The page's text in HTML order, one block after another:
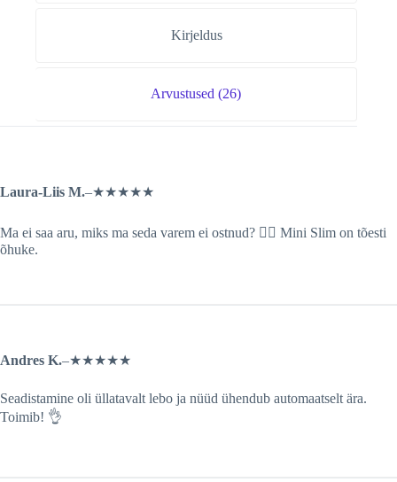
Kirjeldus
Arvustused (26)
Laura-Liis M.–★★★★★
Ma ei saa aru, miks ma seda varem ei ostnud? 🤦‍♀️ Mini Slim on tõesti
õhuke.
Andres K.–★★★★★
Seadistamine oli üllatavalt lebo ja nüüd ühendub automaatselt ära.
Toimib! 👌